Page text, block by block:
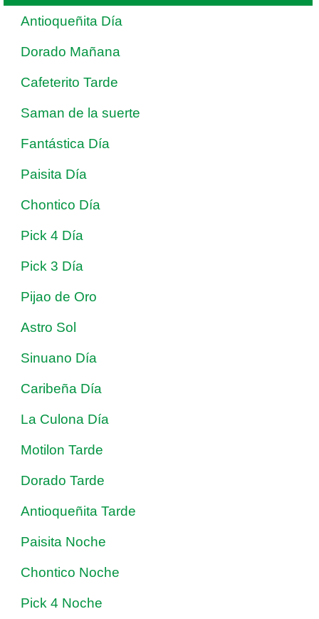
Antioqueñita Día
Dorado Mañana
Cafeterito Tarde
Saman de la suerte
Fantástica Día
Paisita Día
Chontico Día
Pick 4 Día
Pick 3 Día
Pijao de Oro
Astro Sol
Sinuano Día
Caribeña Día
La Culona Día
Motilon Tarde
Dorado Tarde
Antioqueñita Tarde
Paisita Noche
Chontico Noche
Pick 4 Noche